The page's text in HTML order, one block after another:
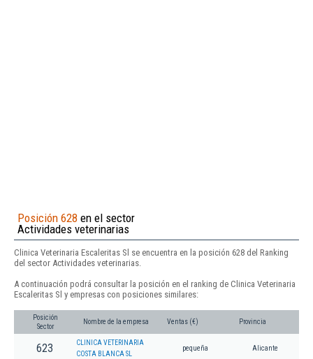
Posición 628 en el sector
Actividades veterinarias
Clinica Veterinaria Escaleritas Sl se encuentra en la posición 628 del Ranking
del sector Actividades veterinarias.
A continuación podrá consultar la posición en el ranking de Clinica Veterinaria
Escaleritas Sl y empresas con posiciones similares:
Posición
Sector
Nombre de la empresa Ventas (€) Provincia
623
CLINICA VETERINARIA
COSTA BLANCA SL
pequeña Alicante